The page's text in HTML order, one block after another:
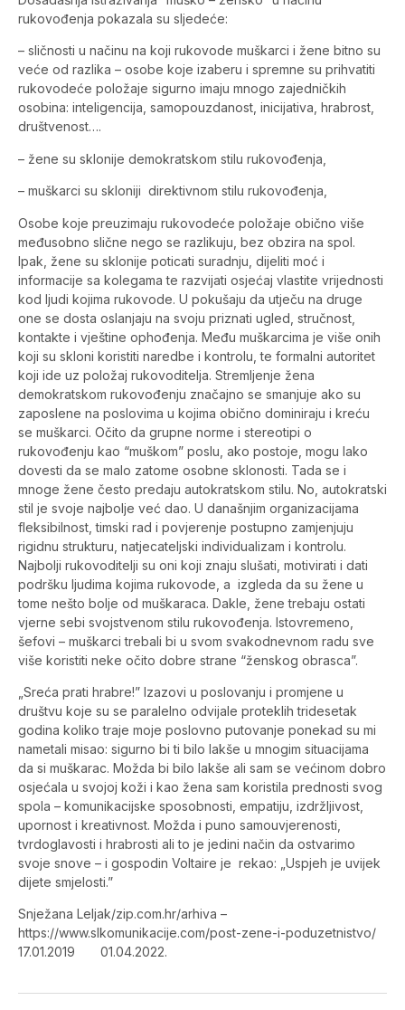
rukovođenja pokazala su sljedeće:
– sličnosti u načinu na koji rukovode muškarci i žene bitno su
veće od razlika – osobe koje izaberu i spremne su prihvatiti
rukovodeće položaje sigurno imaju mnogo zajedničkih
osobina: inteligencija, samopouzdanost, inicijativa, hrabrost,
društvenost….
– žene su sklonije demokratskom stilu rukovođenja,
– muškarci su skloniji direktivnom stilu rukovođenja,
Osobe koje preuzimaju rukovodeće položaje obično više
međusobno slične nego se razlikuju, bez obzira na spol.
Ipak, žene su sklonije poticati suradnju, dijeliti moć i
informacije sa kolegama te razvijati osjećaj vlastite vrijednosti
kod ljudi kojima rukovode. U pokušaju da utječu na druge
one se dosta oslanjaju na svoju priznati ugled, stručnost,
kontakte i vještine ophođenja. Među muškarcima je više onih
koji su skloni koristiti naredbe i kontrolu, te formalni autoritet
koji ide uz položaj rukovoditelja. Stremljenje žena
demokratskom rukovođenju značajno se smanjuje ako su
zaposlene na poslovima u kojima obično dominiraju i kreću
se muškarci. Očito da grupne norme i stereotipi o
rukovođenju kao “muškom” poslu, ako postoje, mogu lako
dovesti da se malo zatome osobne sklonosti. Tada se i
mnoge žene često predaju autokratskom stilu. No, autokratski
stil je svoje najbolje već dao. U današnjim organizacijama
fleksibilnost, timski rad i povjerenje postupno zamjenjuju
rigidnu strukturu, natjecateljski individualizam i kontrolu.
Najbolji rukovoditelji su oni koji znaju slušati, motivirati i dati
podršku ljudima kojima rukovode, a izgleda da su žene u
tome nešto bolje od muškaraca. Dakle, žene trebaju ostati
vjerne sebi svojstvenom stilu rukovođenja. Istovremeno,
šefovi – muškarci trebali bi u svom svakodnevnom radu sve
više koristiti neke očito dobre strane “ženskog obrasca”.
„Sreća prati hrabre!” Izazovi u poslovanju i promjene u
društvu koje su se paralelno odvijale proteklih tridesetak
godina koliko traje moje poslovno putovanje ponekad su mi
nametali misao: sigurno bi ti bilo lakše u mnogim situacijama
da si muškarac. Možda bi bilo lakše ali sam se većinom dobro
osjećala u svojoj koži i kao žena sam koristila prednosti svog
spola – komunikacijske sposobnosti, empatiju, izdržljivost,
upornost i kreativnost. Možda i puno samouvjerenosti,
tvrdoglavosti i hrabrosti ali to je jedini način da ostvarimo
svoje snove – i gospodin Voltaire je rekao: „Uspjeh je uvijek
dijete smjelosti.”
Snježana Leljak/zip.com.hr/arhiva –
https://www.slkomunikacije.com/post-zene-i-poduzetnistvo/
17.01.2019 01.04.2022.